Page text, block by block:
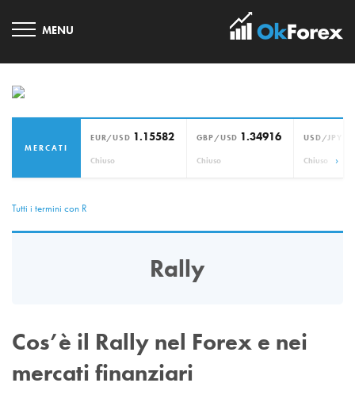
MERCATI
EUR/USD 1.15582
Chiuso
GBP/USD 1.34916
Chiuso
USD/JPY
Chiuso ›
Tutti i termini con R
Rally
Cos’è il Rally nel Forex e nei
mercati finanziari